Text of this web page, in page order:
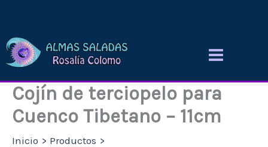
contenido
Cojín de terciopelo para
Cuenco Tibetano – 11cm
Inicio
Productos